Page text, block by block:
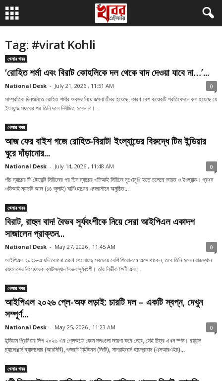
Tag: #virat Kohli
খেলার খবর
‘রোহিত শর্মা এবং বিরাট কোহলিকে দল থেকে বাদ দেওয়া যাবে না…’...
National Desk - July 21, 2026 , 11:51 AM 0
সাম্প্রতিক দিনগুলিতে রোহিত শর্মার অবসর নিয়ে জল্পনা তীব্র হয়েছে, কারণ বেশ কয়েকটি প্রতিবেদনে বলা হয়েছে যে
ইংল্যান্ড সফরের পর তিনি দলে নির্বাচিত হবেন না।...
খেলার খবর
আজ ফের বাইশ গজে রোহিত-বিরাট! ইংল্যান্ডের বিরুদ্ধে টিম ইন্ডিয়ার
ঘুরে দাঁড়ানোর...
National Desk - July 14, 2026 , 11:48 AM 0
পাঁচ ম্যাচের টি-টোয়েন্টি সিরিজের পর তিন ম্যাচের ওডিআই সিরিজে মুখোমুখি হতে চলেছে ভারত ও ইংল্যান্ড। প্রথম
ওডিআই ম্যাচটি আজ (১৪ জুলাই) বার্মিংহামের এজবাস্টনে অনুষ্ঠিত...
খেলার খবর
বিরাট, রাহুল বাদ! বৈভব সূর্যবংশীকে নিয়ে সেরা আইপিএল একাদশ
সাজালেন প্রাক্তন...
National Desk - May 27, 2026 , 11:45 AM 0
আইপিএল ২০২৬-এ যদি কোনো তরুণ খেলোয়াড় সবচেয়ে বেশি শিরোনামে এসে থাকেন, তবে তিনি হলেন রাজস্থান
রয়্যালসের বিস্ফোরক ব্যাটসম্যান বৈভব সূর্যবংশী। তাঁর নির্ভীক শৈলী এবং...
খেলার খবর
আইপিএল ২০২৬ প্লে-অফ লড়াই: চারটি দল – একটি স্বপ্ন, দেখুন
সম্পূর্ণ...
National Desk - May 25, 2026 , 11:23 AM 0
ইন্ডিয়ান প্রিমিয়ার লিগ ২০২৬-এর প্লেঅফে কোন দলগুলো জায়গা করে নেবে, সেই চিত্র এখন স্পষ্ট। রয়্যাল
চ্যালেঞ্জার্স ব্যাঙ্গালোর (আরসিবি), গুজরাট টাইটানস (জিটি), সানরাইজার্স হায়দ্রাবাদ (এসআরএইচ)...
খেলার খবর